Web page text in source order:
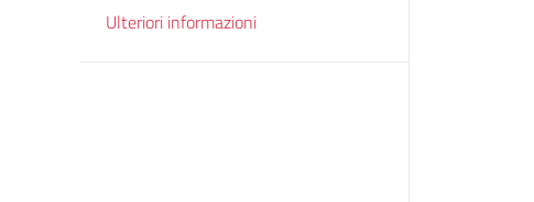
Ulteriori informazioni